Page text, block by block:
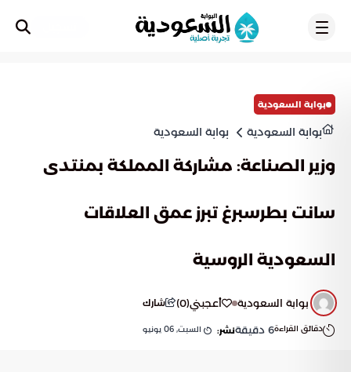
بوابة السعودية
بوابة السعودية بوابة السعودية
وزير الصناعة: مشاركة المملكة بمنتدى
سانت بطرسبرغ تبرز عمق العلاقات
السعودية الروسية
بوابة السعودية أعجبني(
0
) شارك
دقائق القراءة6 دقيقةنشر: السبت, 06 يونيو